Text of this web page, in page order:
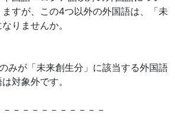
すが、この4つ以外の外国語は、「未
りませんか。
みが「未来創生分」に該当する外国語
対象外です。
－－－－－－－－－－